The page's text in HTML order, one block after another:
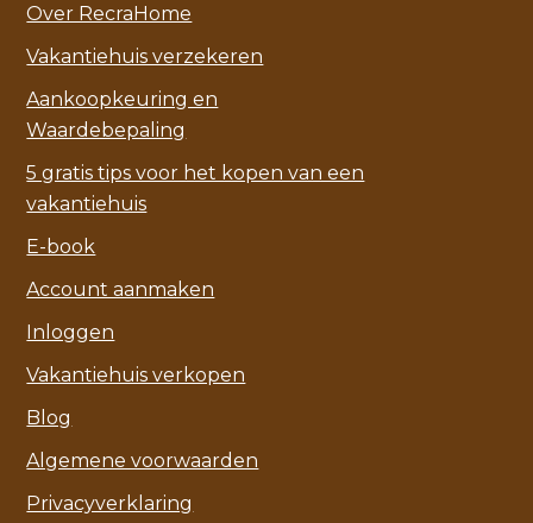
Over RecraHome
Vakantiehuis verzekeren
Aankoopkeuring en
Waardebepaling
5 gratis tips voor het kopen van een
vakantiehuis
E-book
Account aanmaken
Inloggen
Vakantiehuis verkopen
Blog
Algemene voorwaarden
Privacyverklaring